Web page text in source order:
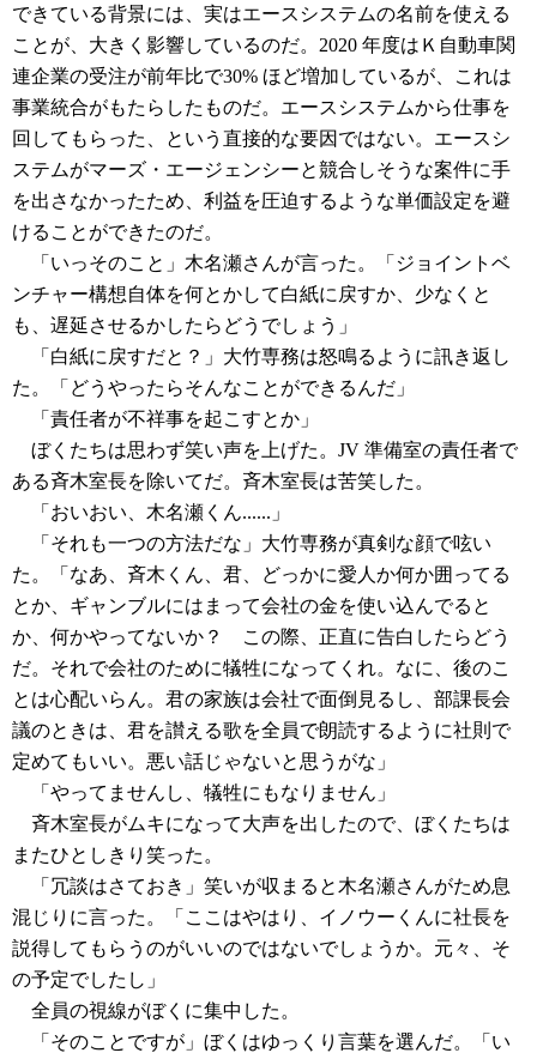
できている背景には、実はエースシステムの名前を使える
ことが、大きく影響しているのだ。2020 年度はＫ自動車関
連企業の受注が前年比で30% ほど増加しているが、これは
事業統合がもたらしたものだ。エースシステムから仕事を
回してもらった、という直接的な要因ではない。エースシ
ステムがマーズ・エージェンシーと競合しそうな案件に手
を出さなかったため、利益を圧迫するような単価設定を避
けることができたのだ。
「いっそのこと」木名瀬さんが言った。「ジョイントベ
ンチャー構想自体を何とかして白紙に戻すか、少なくと
も、遅延させるかしたらどうでしょう」
「白紙に戻すだと？」大竹専務は怒鳴るように訊き返し
た。「どうやったらそんなことができるんだ」
「責任者が不祥事を起こすとか」
ぼくたちは思わず笑い声を上げた。JV 準備室の責任者で
ある斉木室長を除いてだ。斉木室長は苦笑した。
「おいおい、木名瀬くん......」
「それも一つの方法だな」大竹専務が真剣な顔で呟い
た。「なあ、斉木くん、君、どっかに愛人か何か囲ってる
とか、ギャンブルにはまって会社の金を使い込んでると
か、何かやってないか？ この際、正直に告白したらどう
だ。それで会社のために犠牲になってくれ。なに、後のこ
とは心配いらん。君の家族は会社で面倒見るし、部課長会
議のときは、君を讃える歌を全員で朗読するように社則で
定めてもいい。悪い話じゃないと思うがな」
「やってませんし、犠牲にもなりません」
斉木室長がムキになって大声を出したので、ぼくたちは
またひとしきり笑った。
「冗談はさておき」笑いが収まると木名瀬さんがため息
混じりに言った。「ここはやはり、イノウーくんに社長を
説得してもらうのがいいのではないでしょうか。元々、そ
の予定でしたし」
全員の視線がぼくに集中した。
「そのことですが」ぼくはゆっくり言葉を選んだ。「い